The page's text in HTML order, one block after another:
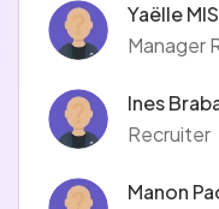
Yaëlle
Manager
Ines
Recruiter
Manon